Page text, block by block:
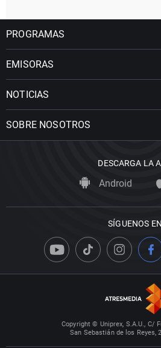
PROGRAMAS
EMISORAS
NOTICIAS
SOBRE NOSOTROS
DESCARGA LA
Android
SÍGUENOS EN
Copyright © Uniprex, S.A.U., C/
San Sebastián de los Reyes,